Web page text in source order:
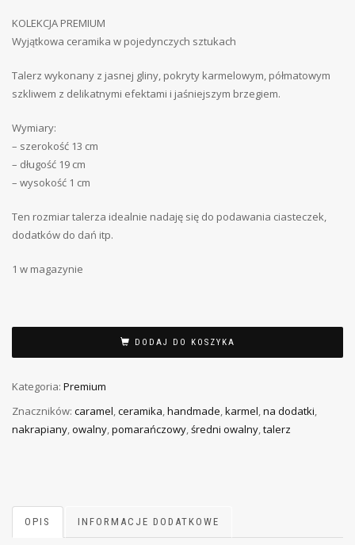
KOLEKCJA PREMIUM
Wyjątkowa ceramika w pojedynczych sztukach
Talerz wykonany z jasnej gliny, pokryty karmelowym, półmatowym
szkliwem z delikatnymi efektami i jaśniejszym brzegiem.
Wymiary:
– szerokość 13 cm
– długość 19 cm
– wysokość 1 cm
Ten rozmiar talerza idealnie nadaję się do podawania ciasteczek,
dodatków do dań itp.
1 w magazynie
DODAJ DO KOSZYKA
Kategoria: Premium
Znaczników: caramel,ceramika,handmade,karmel,na dodatki,
nakrapiany,owalny,pomarańczowy,średni owalny,talerz
OPIS INFORMACJE DODATKOWE